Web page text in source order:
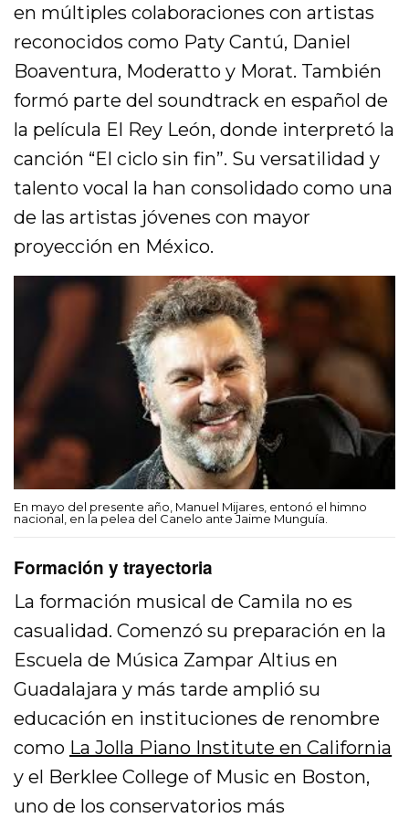
en múltiples colaboraciones con artistas
reconocidos como Paty Cantú, Daniel
Boaventura, Moderatto y Morat. También
formó parte del soundtrack en español de
la película El Rey León, donde interpretó la
canción “El ciclo sin fin”. Su versatilidad y
talento vocal la han consolidado como una
de las artistas jóvenes con mayor
proyección en México.
En mayo del presente año, Manuel Mijares, entonó el himno
nacional, en la pelea del Canelo ante Jaime Munguía.
Formación y trayectoria
La formación musical de Camila no es
casualidad. Comenzó su preparación en la
Escuela de Música Zampar Altius en
Guadalajara y más tarde amplió su
educación en instituciones de renombre
como La Jolla Piano Institute en California
y el Berklee College of Music en Boston,
uno de los conservatorios más